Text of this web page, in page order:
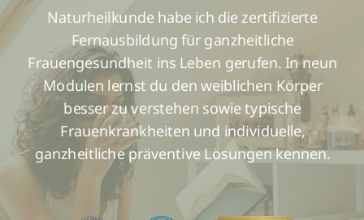
Naturheilkunde habe ich die zertifizierte
Fernausbildung für ganzheitliche
Frauengesundheit ins Leben gerufen. In neun
Modulen lernst du den weiblichen Körper
besser zu verstehen sowie typische
Frauenkrankheiten und individuelle,
ganzheitliche präventive Lösungen kennen.